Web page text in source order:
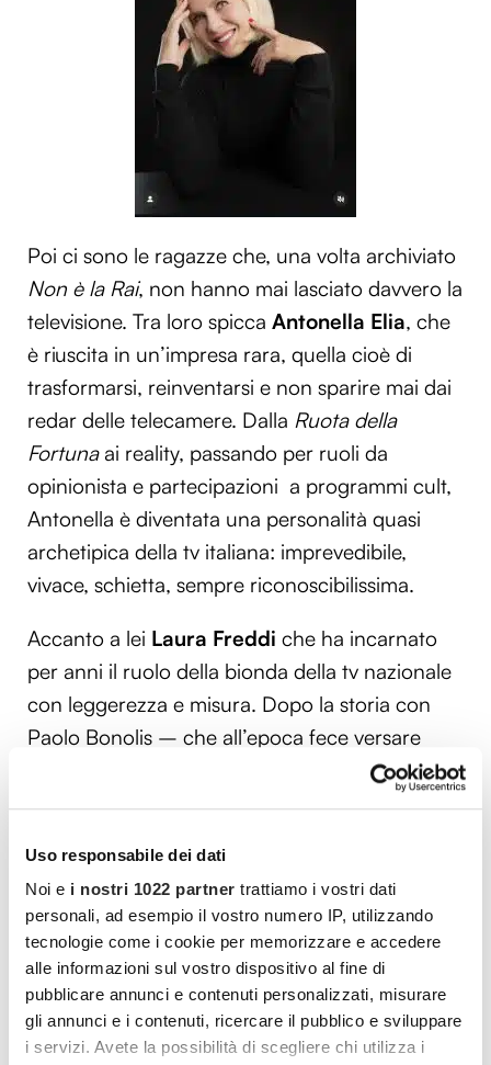
Uso responsabile dei dati
Noi e i nostri 1022 partner trattiamo i vostri dati
personali, ad esempio il vostro numero IP, utilizzando
tecnologie come i cookie per memorizzare e accedere
alle informazioni sul vostro dispositivo al fine di
pubblicare annunci e contenuti personalizzati, misurare
gli annunci e i contenuti, ricercare il pubblico e sviluppare
i servizi. Avete la possibilità di scegliere chi utilizza i
Poi ci sono le ragazze che, una volta archiviato
Non è la Rai, non hanno mai lasciato davvero la
televisione. Tra loro spicca Antonella Elia, che
è riuscita in un’impresa rara, quella cioè di
trasformarsi, reinventarsi e non sparire mai dai
redar delle telecamere. Dalla Ruota della
Fortunaai reality, passando per ruoli da
opinionista e partecipazioni a programmi cult,
Antonella è diventata una personalità quasi
archetipica della tv italiana: imprevedibile,
vivace, schietta, sempre riconoscibilissima.
Accanto a lei Laura Freddi che ha incarnato
per anni il ruolo della bionda della tv nazionale
con leggerezza e misura. Dopo la storia con
Paolo Bonolis – che all’epoca fece versare
fiumi di inchiostro – è rimasta nel mondo
dell’intrattenimento, poi è diventata mamma e
televisivi.
Più professionale la strada diAlessia Mancini
che ha saputo trasformare il successo degli
anni ’90 in una maturità televisiva solida da
conduttrice. La sua vita privata, accanto a
Flavio Montrucchio, è diventata parte della sua